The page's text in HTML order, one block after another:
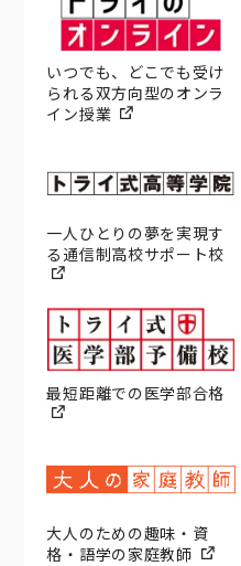
いつでも、どこでも受け
られる双方向型のオンラ
イン授業
一人ひとりの夢を実現す
る通信制高校サポート校
最短距離での医学部合格
大人のための趣味・資
格・語学の家庭教師